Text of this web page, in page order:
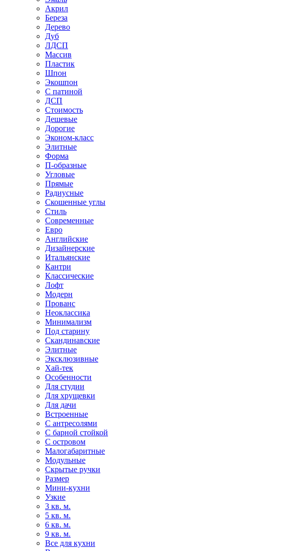
Акрил
Береза
Дерево
Дуб
ЛДСП
Массив
Пластик
Шпон
Экошпон
С патиной
ДСП
Стоимость
Дешевые
Дорогие
Эконом-класс
Элитные
Форма
П-образные
Угловые
Прямые
Радиусные
Скошенные углы
Стиль
Современные
Евро
Английские
Дизайнерские
Итальянские
Кантри
Классические
Лофт
Модерн
Прованс
Неоклассика
Минимализм
Под старину
Скандинавские
Элитные
Эксклюзивные
Хай-тек
Особенности
Для студии
Для хрущевки
Для дачи
Встроенные
С антресолями
С барной стойкой
С островом
Малогабаритные
Модульные
Скрытые ручки
Размер
Мини-кухни
Узкие
3 кв. м.
5 кв. м.
6 кв. м.
9 кв. м.
Все для кухни